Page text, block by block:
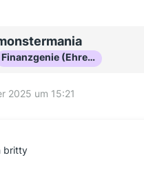
Finanzgenie (Ehrenmitglied)
2025 um 15:21
britty